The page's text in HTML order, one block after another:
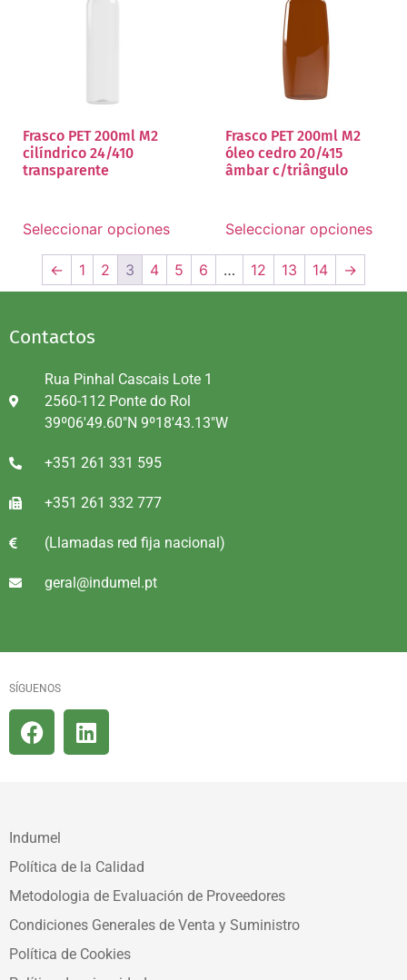
Frasco PET 200ml M2
cilíndrico 24/410
transparente
Seleccionar opciones
Frasco PET 200ml M2
óleo cedro 20/415
âmbar c/triângulo
Seleccionar opciones
← 1 2 3 4 5 6 … 12 13 14 →
Contactos
Rua Pinhal Cascais Lote 1
2560-112 Ponte do Rol
39º06'49.60"N 9º18'43.13"W
+351 261 331 595
+351 261 332 777
(Llamadas red fija nacional)
geral@indumel.pt
SÍGUENOS
Indumel
Política de la Calidad
Metodologia de Evaluación de Proveedores
Condiciones Generales de Venta y Suministro
Política de Cookies